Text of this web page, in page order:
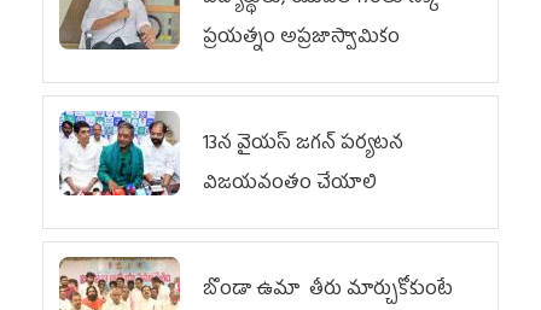
ప్రయత్నం అప్రజాస్వామికం
13న వైయస్‌ జగన్‌ పర్యటన
విజయవంతం చేయాలి
బొండా ఉమా తీరు మార్చుకోకుంటే